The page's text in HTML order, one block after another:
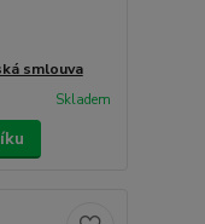
smlouva
Skladem